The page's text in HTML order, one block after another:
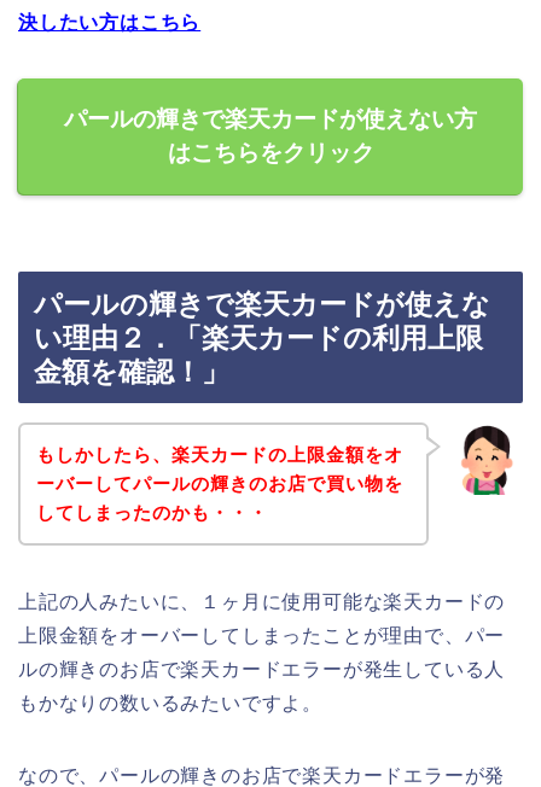
決したい方はこちら
パールの輝きで楽天カードが使えない方
はこちらをクリック
パールの輝きで楽天カードが使えな
い理由２．「楽天カードの利用上限
金額を確認！」
もしかしたら、楽天カードの上限金額をオ
ーバーしてパールの輝きのお店で買い物を
してしまったのかも・・・
上記の人みたいに、１ヶ月に使用可能な楽天カードの
上限金額をオーバーしてしまったことが理由で、パー
ルの輝きのお店で楽天カードエラーが発生している人
もかなりの数いるみたいですよ。
なので、パールの輝きのお店で楽天カードエラーが発